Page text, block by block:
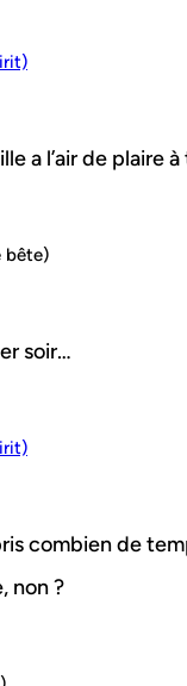
a l’air de plaire
bête)
soir…
combien de
non ?